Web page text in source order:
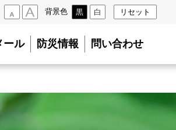
背景色 黒 白 リセット
ール 防災情報 問い合わせ